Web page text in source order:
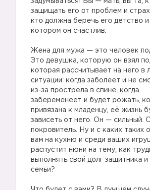
защищать его от проблем и
кто должна беречь его детство и
котором он счастлив.
Жена для мужа — это человек
Это девушка, которую он взял
которая рассчитывает на него в
ситуации: когда заболеет и не
из-за прострела в спине, когда
забеременеет и будет рожать,
привязана к младенцу, её жизнь
зависеть от него. Он — сильный.
покровитель. Ну и с каких таких
вам на кухню и среди ваших
распустит нюни на тему, как
выполнять свой долг защитника и
семьи?